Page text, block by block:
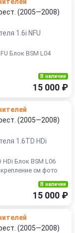
(2005—2008)
1.6i NFU
Блок BSM L04
В наличии
15 000 ₽
(2005—2008)
1.6TD HDi
Блок BSM L06
см.фото
В наличии
15 000 ₽
(2005—2008)